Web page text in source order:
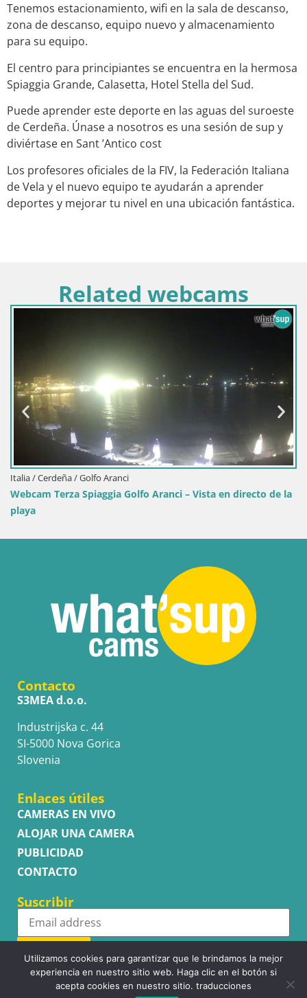
Tenemos estacionamiento, wifi en la sala de descanso,
zona de descanso, equipo nuevo y almacenamiento
para su equipo.
El centro para principiantes se encuentra en la hermosa
Spiaggia Grande, Calasetta, Hotel Stella del Sud.
Puede aprender este deporte en las aguas del suroeste
de Cerdeña. Únase a nosotros es una sesión de sup y
diviértase en Sant ’Antico cost
Los profesores oficiales de la FIV, la Federación Italiana
de Vela y el nuevo equipo te ayudarán a aprender
deportes y mejorar tu nivel en una ubicación fantástica.
Related webcams
Italia / Cerdeña / Golfo Aranci
Webcam Terza Spiaggia Golfo Aranci – Vista en directo de la
playa
Contacto
S3MEA d.o.o.
Industrijska c. 44
SI-5000 Nova Gorica
Slovenia
Enlaces útiles
CAMERAS EN VIVO
ALOJAR UNA CAMERA
PUBLICIDAD
CONTACTO
Suscribir
Subscribe
Utilizamos cookies para garantizar que le brindamos la mejor
experiencia en nuestro sitio web. Haga clic en el botón si
acepta cookies en nuestro sitio. traducciones